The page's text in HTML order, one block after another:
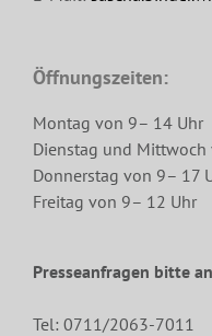
Öffnungszeiten:
Montag von 9– 14 Uhr
Dienstag und
Donnerstag von 9– 17
Freitag von 9– 12 Uhr
Presseanfragen bitte
Tel: 0711/2063-7011